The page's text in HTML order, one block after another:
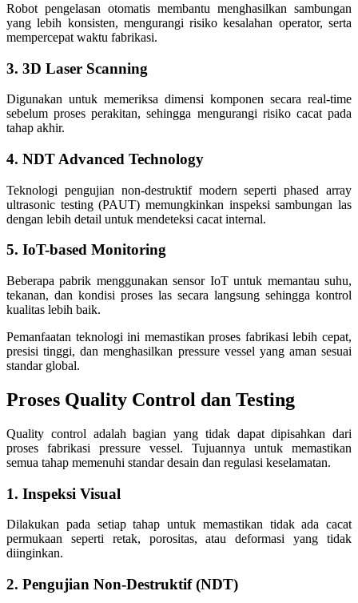
Robot pengelasan otomatis membantu menghasilkan sambungan
yang lebih konsisten, mengurangi risiko kesalahan operator, serta
mempercepat waktu fabrikasi.
3. 3D Laser Scanning
Digunakan untuk memeriksa dimensi komponen secara real-time
sebelum proses perakitan, sehingga mengurangi risiko cacat pada
tahap akhir.
4. NDT Advanced Technology
Teknologi pengujian non-destruktif modern seperti phased array
ultrasonic testing (PAUT) memungkinkan inspeksi sambungan las
dengan lebih detail untuk mendeteksi cacat internal.
5. IoT-based Monitoring
Beberapa pabrik menggunakan sensor IoT untuk memantau suhu,
tekanan, dan kondisi proses las secara langsung sehingga kontrol
kualitas lebih baik.
Pemanfaatan teknologi ini memastikan proses fabrikasi lebih cepat,
presisi tinggi, dan menghasilkan pressure vessel yang aman sesuai
standar global.
Proses Quality Control dan Testing
Quality control adalah bagian yang tidak dapat dipisahkan dari
proses fabrikasi pressure vessel. Tujuannya untuk memastikan
semua tahap memenuhi standar desain dan regulasi keselamatan.
1. Inspeksi Visual
Dilakukan pada setiap tahap untuk memastikan tidak ada cacat
permukaan seperti retak, porositas, atau deformasi yang tidak
diinginkan.
2. Pengujian Non-Destruktif (NDT)